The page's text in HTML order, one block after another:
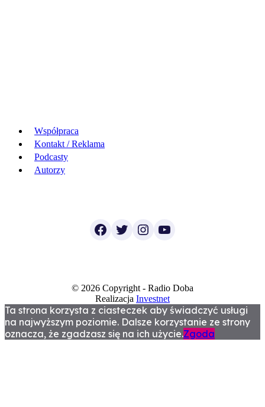
Współpraca
Kontakt / Reklama
Podcasty
Autorzy
Facebook
TwitterInstagram
YouTube
© 2026 Copyright - Radio Doba
Realizacja Investnet
Ta strona korzysta z ciasteczek aby świadczyć usługi
na najwyższym poziomie. Dalsze korzystanie ze strony
oznacza, że zgadzasz się na ich użycie.Zgoda